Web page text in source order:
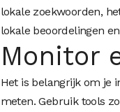
lokale zoekwoorden,
lokale beoordelingen
Monitor
Het is belangrijk om je
meten. Gebruik tools